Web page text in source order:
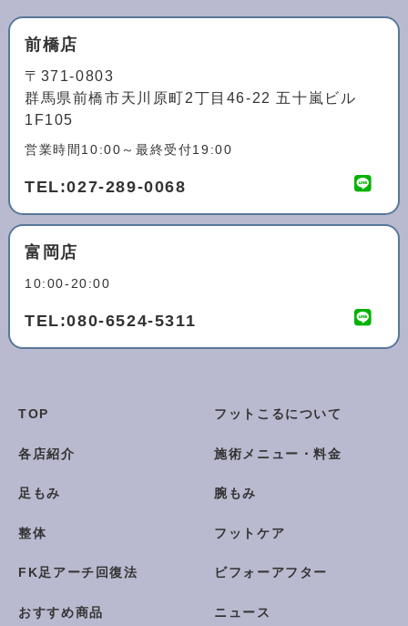
前橋店
〒371-0803
群馬県前橋市天川原町2丁目46-22 五十嵐ビル
1F105
営業時間10:00～最終受付19:00
TEL:027-289-0068
富岡店
10:00-20:00
TEL:080-6524-5311
TOP フットこるについて
各店紹介 施術メニュー・料金
足もみ 腕もみ
整体 フットケア
FK足アーチ回復法 ビフォーアフター
おすすめ商品 ニュース